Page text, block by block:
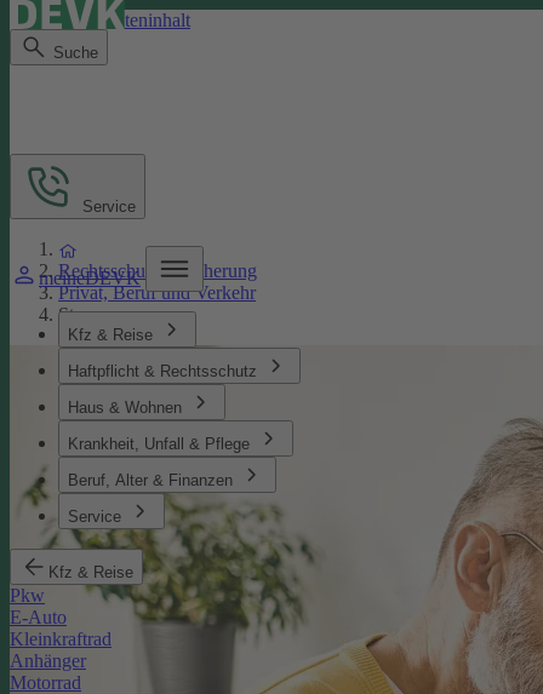
Direkt zum Seiteninhalt
Suche
meineDEVK
Kfz & Reise
Haftpflicht & Rechtsschutz
Haus & Wohnen
Krankheit, Unfall & Pflege
Beruf, Alter & Finanzen
Service
Kfz & Reise
Pkw
E-Auto
Kleinkraftrad
Anhänger
Motorrad
Service
Rechtsschutzversicherung
Privat, Beruf und Verkehr
Steuer